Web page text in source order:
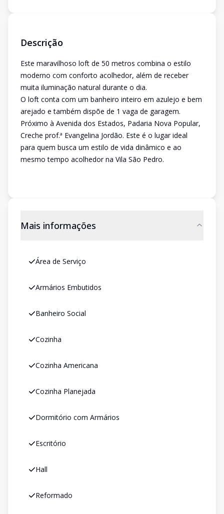
Descrição
Este maravilhoso loft de 50 metros combina o estilo
moderno com conforto acolhedor, além de receber
muita iluminação natural durante o dia.
O loft conta com um banheiro inteiro em azulejo e bem
arejado e também dispõe de 1 vaga de garagem.
Próximo à Avenida dos Estados, Padaria Nova Popular,
Creche prof.ª Evangelina Jordão. Este é o lugar ideal
para quem busca um estilo de vida dinâmico e ao
mesmo tempo acolhedor na Vila São Pedro.
Mais informações
Área de Serviço
Armários Embutidos
Banheiro Social
Cozinha
Cozinha Americana
Cozinha Planejada
Dormitório com Armários
Escritório
Hall
Reformado